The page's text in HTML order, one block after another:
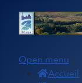
Open menu
Accueil